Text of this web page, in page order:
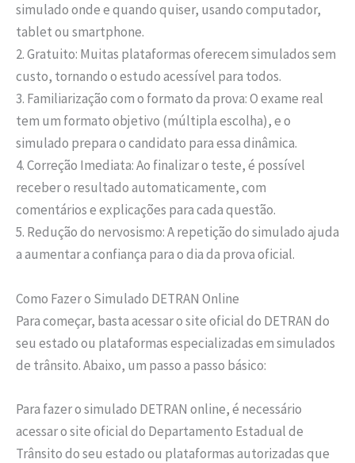
simulado onde e quando quiser, usando computador,
tablet ou smartphone.
2. Gratuito: Muitas plataformas oferecem simulados sem
custo, tornando o estudo acessível para todos.
3. Familiarização com o formato da prova: O exame real
tem um formato objetivo (múltipla escolha), e o
simulado prepara o candidato para essa dinâmica.
4. Correção Imediata: Ao finalizar o teste, é possível
receber o resultado automaticamente, com
comentários e explicações para cada questão.
5. Redução do nervosismo: A repetição do simulado ajuda
a aumentar a confiança para o dia da prova oficial.
Como Fazer o Simulado DETRAN Online
Para começar, basta acessar o site oficial do DETRAN do
seu estado ou plataformas especializadas em simulados
de trânsito. Abaixo, um passo a passo básico:
Para fazer o simulado DETRAN online, é necessário
acessar o site oficial do Departamento Estadual de
Trânsito do seu estado ou plataformas autorizadas que